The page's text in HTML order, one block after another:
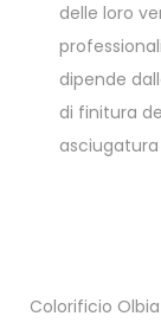
delle loro
dipende
di finitura
Colorificio Olbia